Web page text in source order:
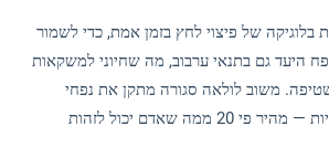
של פיצוי לחץ בזמן אמת, כדי לשמור
של 0.12% מנפח היעד גם בתנאי ערבוב, מה שחיוני למשקאות
שטיפה. משוב לולאה סגורה מתקן את נפחי
המילוי תוך 15 מילישניות — מהיר פי 20 ממה שאדם יכול לזהות